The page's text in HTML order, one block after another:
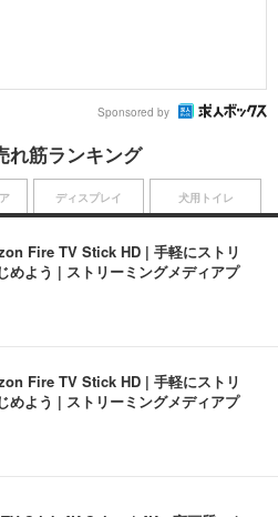
Sponsored by
れ筋ランキング
Fire TV Stick HD | 手軽にストリ
めよう | ストリーミングメディアプ
Fire TV Stick HD | 手軽にストリ
めよう | ストリーミングメディアプ
ディスプレイ 犬用トイレ